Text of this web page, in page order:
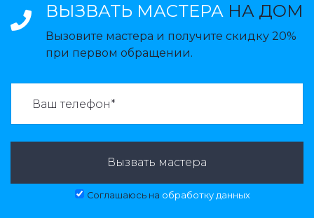
ВЫЗВАТЬ МАСТЕРА НА ДОМ
Вызовите мастера и получите скидку 20%
при первом обращении.
Вызвать мастера
Соглашаюсь на обработку данных